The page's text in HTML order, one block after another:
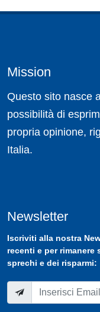
Mission
Questo sito nasce
possibilità di
propria opinione,
Italia.
Newsletter
Iscriviti alla nostra
recenti e per
sprechi e dei risparmi: